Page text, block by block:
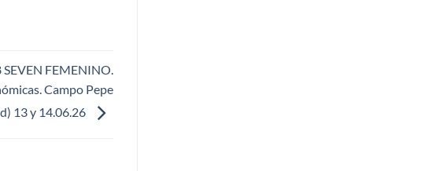
FEMENINO.
Campo Pepe
13 y 14.06.26